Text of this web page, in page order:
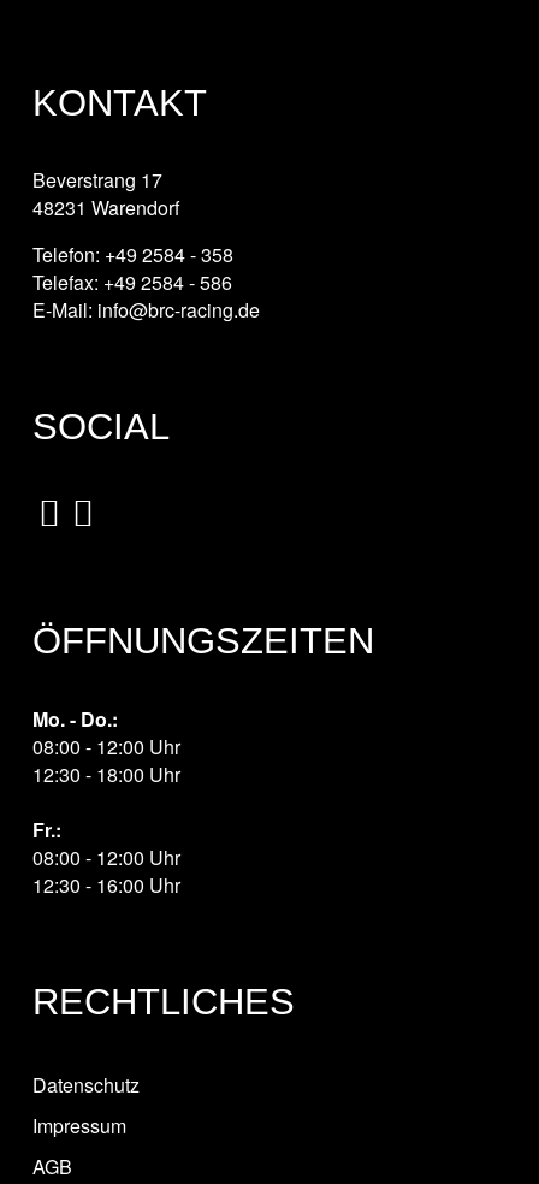
KONTAKT
Beverstrang 17
48231 Warendorf
Telefon: +49 2584 - 358
Telefax: +49 2584 - 586
E-Mail: info@brc-racing.de
SOCIAL
ÖFFNUNGSZEITEN
Mo. - Do.:
08:00 - 12:00 Uhr
12:30 - 18:00 Uhr
Fr.:
08:00 - 12:00 Uhr
12:30 - 16:00 Uhr
RECHTLICHES
Datenschutz
Impressum
AGB